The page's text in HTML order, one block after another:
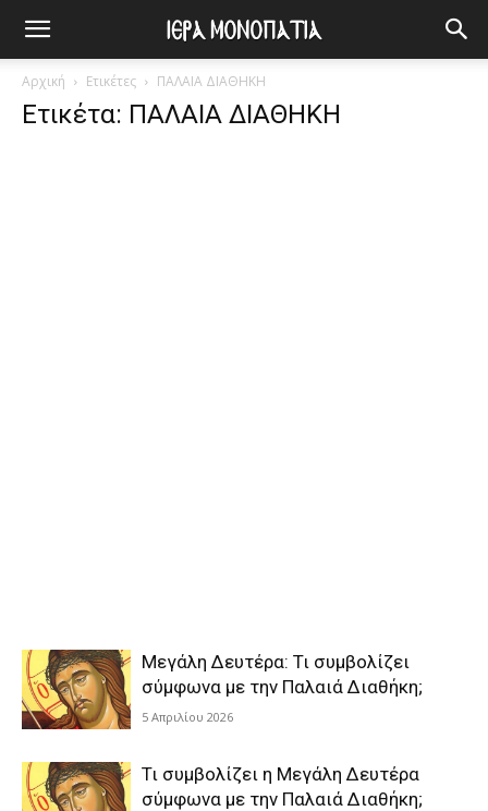
Αρχική Ετικέτες ΠΑΛΑΙΑ ΔΙΑΘΗΚΗ
Ετικέτα: ΠΑΛΑΙΑ ΔΙΑΘΗΚΗ
Μεγάλη Δευτέρα: Τι συμβολίζει
σύμφωνα με την Παλαιά Διαθήκη;
5 Απριλίου 2026
Τι συμβολίζει η Μεγάλη Δευτέρα
σύμφωνα με την Παλαιά Διαθήκη;